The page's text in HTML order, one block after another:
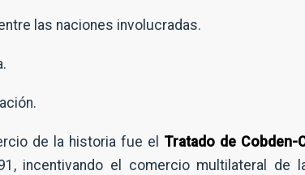
las naciones involucradas.
de la historia fue el Tratado de Cobden-
incentivando el comercio multilateral de